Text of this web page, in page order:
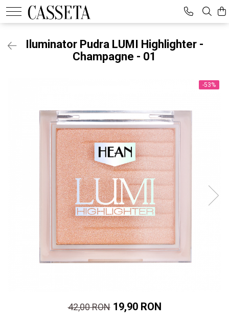
Iluminator Pudra LUMI Highlighter -
Champagne - 01
-53%
42,00 RON 19,90 RON